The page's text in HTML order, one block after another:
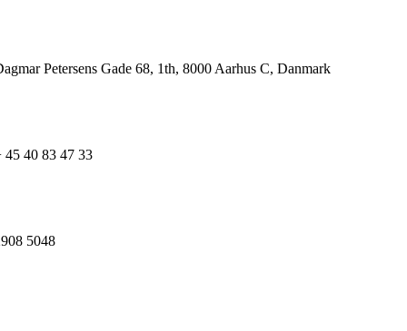
Petersens Gade 68, 1th, 8000 Aarhus C, Danmark
45 40 83 47 33
5048